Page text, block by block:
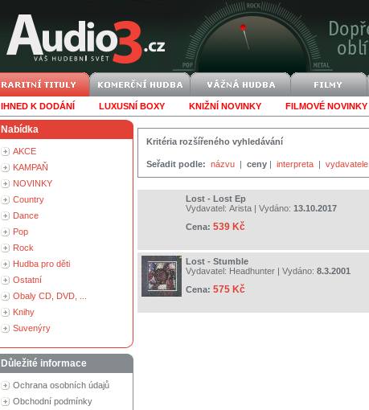
IHNED K DODÁNÍ LUXUSNÍ BOXY KNIŽNÍ NOVINKY FILMOVÉ NOVINKY
Nabídka
AKCE
KAMPAŇ
NOVINKY
Country
Dance
Pop
Rock
Hudba pro děti
Ostatní
Obaly CD, DVD, ...
Knihy
Suvenýry
Důležité informace
Ochrana osobních údajů
Obchodní podmínky
Kritéria rozšířeného vyhledávání
Seřadit podle: názvu | ceny | interpreta | vydavatele
Lost - Lost Ep
Vydavatel: Arista | Vydáno: 13.10.2017
Cena: 539 Kč
Lost - Stumble
Vydavatel: Headhunter | Vydáno: 8.3.2001
Cena: 575 Kč